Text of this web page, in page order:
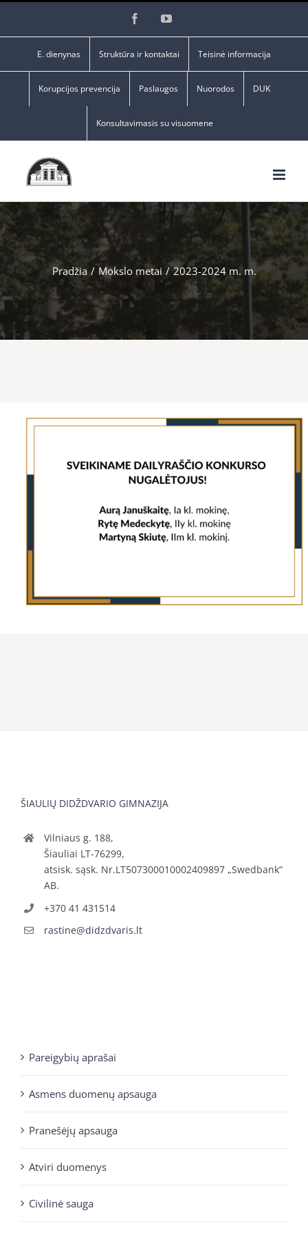
FacebookYouTube
E. dienynas Struktūra ir kontaktai Teisinė informacija
Korupcijos prevencija Paslaugos Nuorodos DUK
Konsultavimasis su visuomene
Pradžia / Mokslo metai / 2023-2024 m. m.
ŠIAULIŲ DIDŽDVARIO GIMNAZIJA
Vilniaus g. 188,
Šiauliai LT-76299,
atsisk. sąsk. Nr.LT507300010002409897 „Swedbank“
AB.
+370 41 431514
rastine@didzdvaris.lt
Pareigybių aprašai
Asmens duomenų apsauga
Pranešėjų apsauga
Atviri duomenys
Civilinė sauga